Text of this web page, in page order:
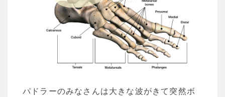
パドラーのみなさんは大きな波がきて突然ボ